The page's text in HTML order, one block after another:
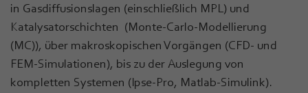
in Gasdiffusionslagen (einschließlich MPL) und
Katalysatorschichten (Monte-Carlo-Modellierung
(MC)), über makroskopischen Vorgängen (CFD- und
FEM-Simulationen), bis zu der Auslegung von
kompletten Systemen (Ipse-Pro, Matlab-Simulink).